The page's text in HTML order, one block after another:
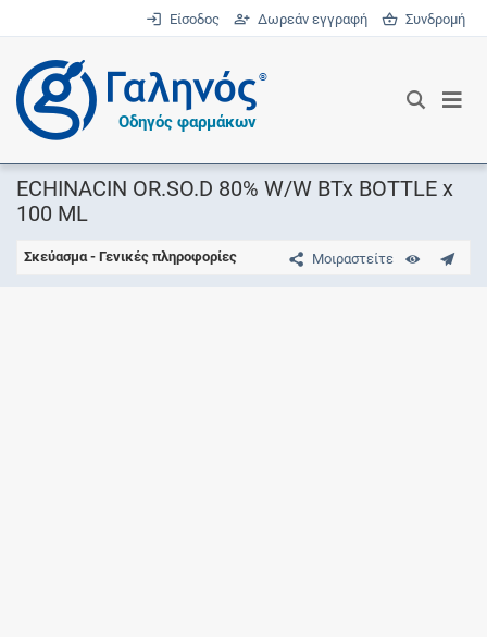
Είσοδος Δωρεάν εγγραφή Συνδρομή
®
Οδηγός φαρμάκων
ECHINACIN OR.SO.D 80% W/W BTx BOTTLE x
100 ML
Μοιραστείτε
Σκεύασμα - Γενικές πληροφορίες